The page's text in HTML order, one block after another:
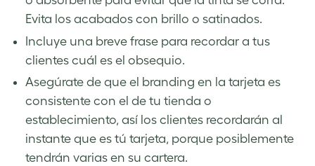
Evita los acabados con brillo o satinados.
Incluye una breve frase para recordar a tus
clientes cuál es el obsequio.
Asegúrate de que el branding en la tarjeta es
consistente con el de tu tienda o
establecimiento, así los clientes recordarán al
instante que es tú tarjeta, porque posiblemente
tendrán varias en su cartera.